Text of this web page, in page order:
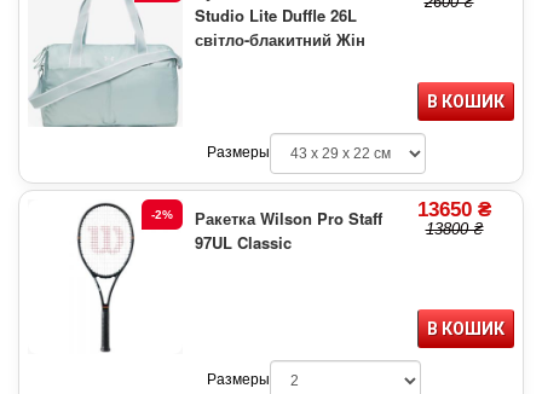
Studio Lite Duffle 26L
світло-блакитний Жін
В КОШИК
Размеры
-2%
Ракетка Wilson Pro Staff
97UL Classic
13650 ₴
13800 ₴
В КОШИК
Размеры